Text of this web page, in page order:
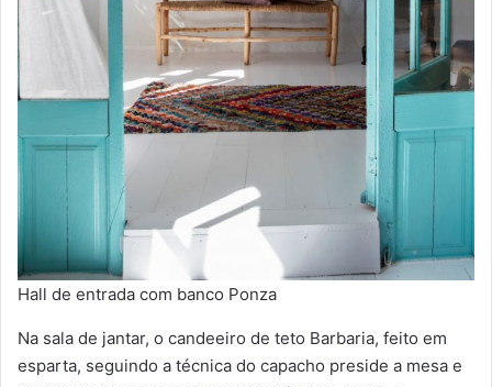
Hall de entrada com banco Ponza
Na sala de jantar, o candeeiro de teto Barbaria, feito em
esparta, seguindo a técnica do capacho preside a mesa e